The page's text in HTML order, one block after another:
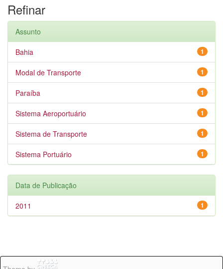
Refinar
Assunto
1
Bahia
1
Modal de Transporte
1
Paraíba
1
Sistema Aeroportuário
1
Sistema de Transporte
1
Sistema Portuário
Data de Publicação
1
2011